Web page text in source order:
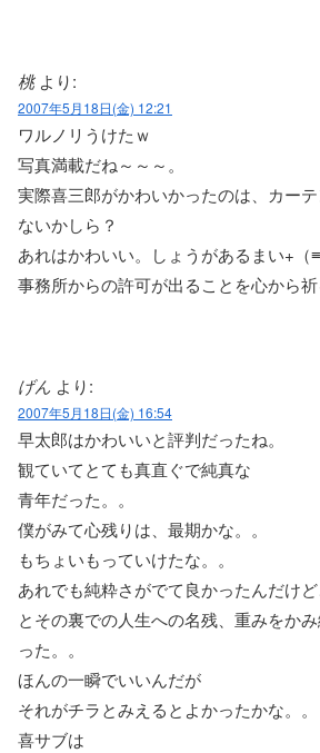
桃 より:
2007年5月18日(金) 12:21
ワルノリうけたｗ
写真満載だね～～～。
実際喜三郎がかわいかったのは、カー
ないかしら？
あれはかわいい。しょうがあるまい+
事務所からの許可が出ることを心から祈
げん より:
2007年5月18日(金) 16:54
早太郎はかわいいと評判だったね。
観ていてとても真直ぐで純真な
青年だった。。
僕がみて心残りは、最期かな。。
もちょいもっていけたな。。
あれでも純粋さがでて良かったんだけ
とその裏での人生への名残、重みをか
った。。
ほんの一瞬でいいんだが
それがチラとみえるとよかったかな。。
喜サブは